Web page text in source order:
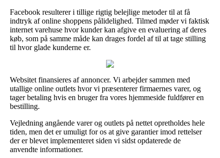
Facebook resulterer i tillige rigtig belejlige metoder til at få
indtryk af online shoppens pålidelighed. Tilmed møder vi faktisk
internet varehuse hvor kunder kan afgive en evaluering af deres
køb, som på samme måde kan drages fordel af til at tage stilling
til hvor glade kunderne er.
Websitet finansieres af annoncer. Vi arbejder sammen med
utallige online outlets hvor vi præsenterer firmaernes varer, og
tager betaling hvis en bruger fra vores hjemmeside fuldfører en
bestilling.
Vejledning angående varer og outlets på nettet opretholdes hele
tiden, men det er umuligt for os at give garantier imod rettelser
der er blevet implementeret siden vi sidst opdaterede de
anvendte informationer.